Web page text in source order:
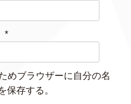
*
めブラウザーに自分の名
保存する。